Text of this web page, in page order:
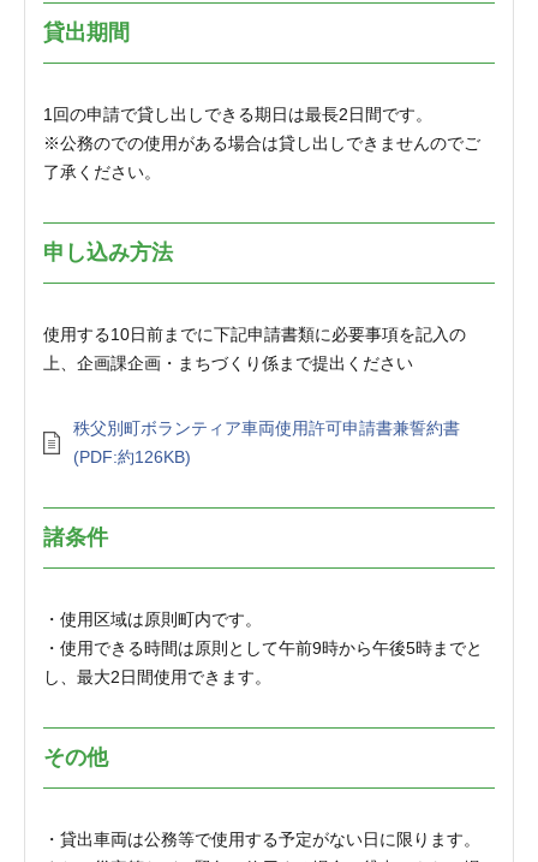
貸出期間
1回の申請で貸し出しできる期日は最長2日間です。
※公務のでの使用がある場合は貸し出しできませんのでご
了承ください。
申し込み方法
使用する10日前までに下記申請書類に必要事項を記入の
上、企画課企画・まちづくり係まで提出ください
秩父別町ボランティア車両使用許可申請書兼誓約書
(PDF:約126KB)
諸条件
・使用区域は原則町内です。
・使用できる時間は原則として午前9時から午後5時までと
し、最大2日間使用できます。
その他
・貸出車両は公務等で使用する予定がない日に限ります。